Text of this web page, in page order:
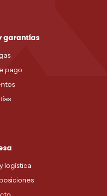
garantías
pago
logística